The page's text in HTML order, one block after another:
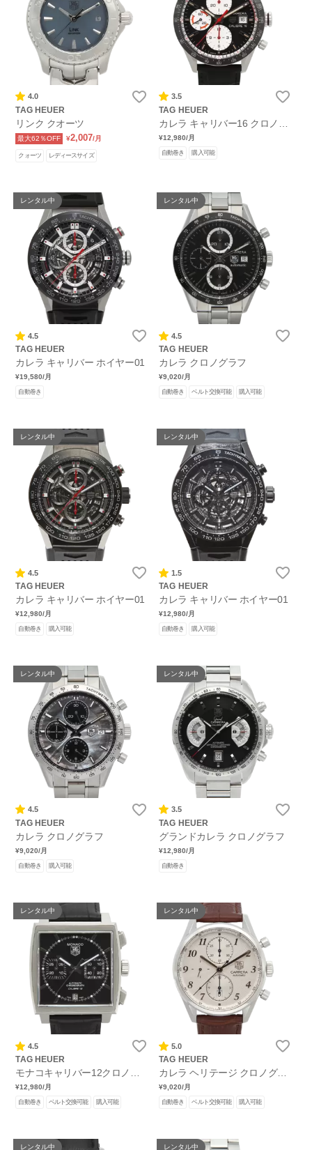
4.0
TAG HEUER
リンク クオーツ
最大62％OFF ¥2,007/月
クォーツ レディースサイズ
3.5
TAG HEUER
カレラ キャリバー16 クロノグ
ラフ
¥12,980/月
自動巻き 購入可能
レンタル中
4.5
TAG HEUER
カレラ キャリバー ホイヤー01
¥19,580/月
自動巻き
レンタル中
4.5
TAG HEUER
カレラ クロノグラフ
¥9,020/月
自動巻き ベルト交換可能 購入可能
レンタル中
4.5
TAG HEUER
カレラ キャリバー ホイヤー01
¥12,980/月
自動巻き 購入可能
レンタル中
1.5
TAG HEUER
カレラ キャリバー ホイヤー01
¥12,980/月
自動巻き 購入可能
レンタル中
4.5
TAG HEUER
カレラ クロノグラフ
¥9,020/月
自動巻き 購入可能
レンタル中
3.5
TAG HEUER
グランドカレラ クロノグラフ
¥12,980/月
自動巻き
レンタル中
4.5
TAG HEUER
モナコキャリバー12クロノグ
ラフ
¥12,980/月
自動巻き ベルト交換可能 購入可能
レンタル中
5.0
TAG HEUER
カレラ ヘリテージ クロノグラ
フ
¥9,020/月
自動巻き ベルト交換可能 購入可能
レンタル中 レンタル中